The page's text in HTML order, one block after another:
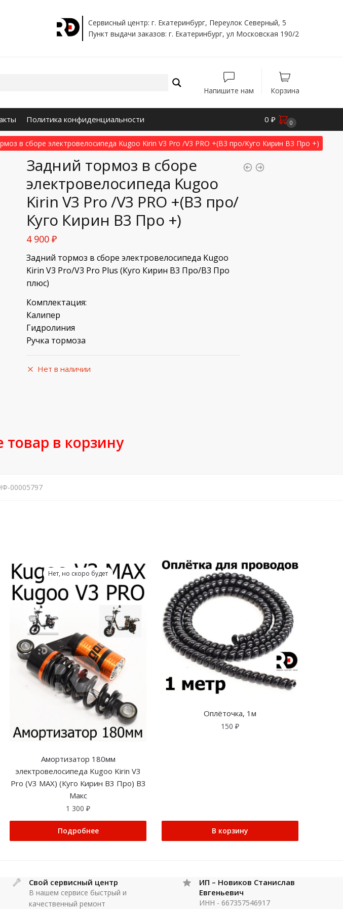
Сервисный центр: г. Екатеринбург, Переулок Северный, 5
Пункт выдачи заказов: г. Екатеринбург, ул Московская 190/2
Напишите нам Корзина
Политика конфиденциальности 0 ₽ 0
в сборе электровелосипеда Kugoo Kirin V3 Pro /V3 PRO +(В3 про/Куго Кирин В3 Про +)
Задний тормоз в сборе
электровелосипеда Kugoo
Kirin V3 Pro /V3 PRO +(В3 про/
Куго Кирин В3 Про +)
4 900 ₽
Задний тормоз в сборе электровелосипеда Kugoo
Kirin V3 Pro/V3 Pro Plus (Куго Кирин В3 Про/В3 Про
плюс)
Комплектация:
Калипер
Гидролиния
Ручка тормоза
Нет в наличии
товар в корзину
00005797
Нет, но скоро будет
Амортизатор 180мм
электровелосипеда Kugoo Kirin V3
Pro (V3 MAX) (Куго Кирин В3 Про) В3
Макс
1 300₽
Подробнее
Оплёточка, 1м
150 ₽
В корзину
Свой сервисный центр
В нашем сервисе быстрый и
качественный ремонт
ИП – Новиков Станислав
Евгеньевич
ИНН - 667357546917